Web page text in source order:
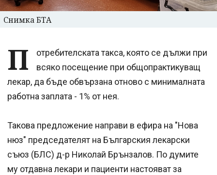
Снимка БТА
П
отребителската такса, която се дължи при
всяко посещение при общопрактикуващ
лекар, да бъде обвързана отново с минималната
работна заплата - 1% от нея.
Такова предложение направи в ефира на "Нова
нюз" председателят на Българския лекарски
съюз (БЛС) д-р Николай Брънзалов. По думите
му отдавна лекари и пациенти настояват за